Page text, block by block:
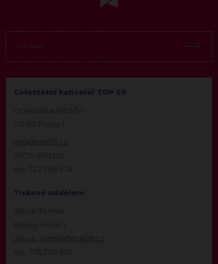
Celostátní kancelář TOP 09
Opletalova 1603/57
110 00 Praha 1
info@top09.cz
IDDS: 86ttzqc
tel.: 732 399 674
Tiskové oddělení
Jakub Tomek
tiskový mluvčí
Jakub.Tomek@top09.cz
tel.: 776 739 505